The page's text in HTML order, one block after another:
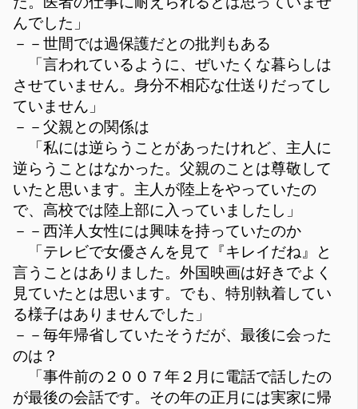
んでした」
－－世間では過保護だとの批判もある
「言われているように、ぜいたくな暮らしは
させていません。身分不相応な仕送りだってし
ていません」
－－父親との関係は
「私には逆らうことがあったけれど、主人に
逆らうことはなかった。父親のことは尊敬して
いたと思います。主人が陸上をやっていたの
で、高校では陸上部に入っていましたし」
－－西洋人女性には興味を持っていたのか
「テレビで女優さんを見て『キレイだね』と
言うことはありました。外国映画は好きでよく
見ていたとは思います。でも、特別執着してい
る様子はありませんでした」
－－毎年帰省していたそうだが、最後に会った
のは？
「事件前の２００７年２月に電話で話したの
が最後の会話です。その年の正月には実家に帰